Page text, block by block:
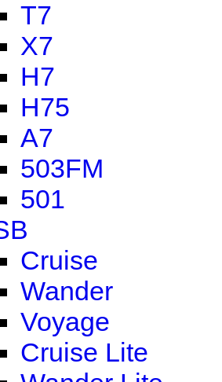
T7
X7
H7
H75
A7
503FM
501
Cruise
Wander
Voyage
Cruise Lite